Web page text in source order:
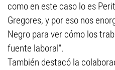
como en este caso lo es
Gregores, y por eso nos
Negro para ver cómo los
fuente laboral”.
También destacó la